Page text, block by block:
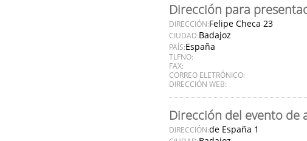
Dirección para
DIRECCIÓN:Felipe Checa 23
CIUDAD:Badajoz
PAÍS:España
TLFNO:
FAX:
CORREO ELETRÓNICO:
DIRECCIÓN WEB:
Dirección del evento de
DIRECCIÓN:de España 1